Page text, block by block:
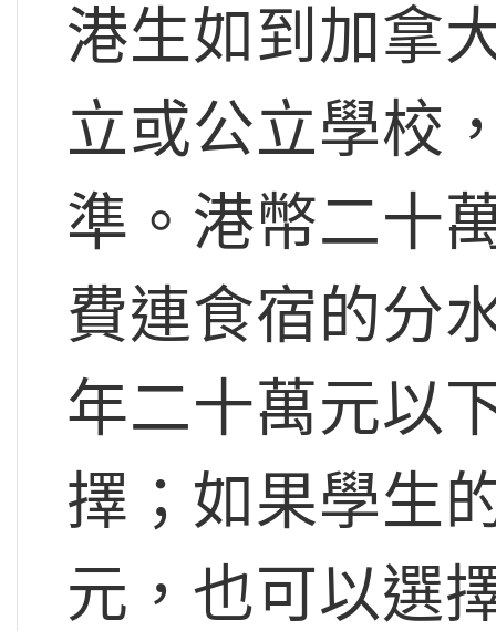
港生如到加拿
立或公立學校
準。港幣二十
費連食宿的分
年二十萬元以
擇；如果學生
元，也可以選